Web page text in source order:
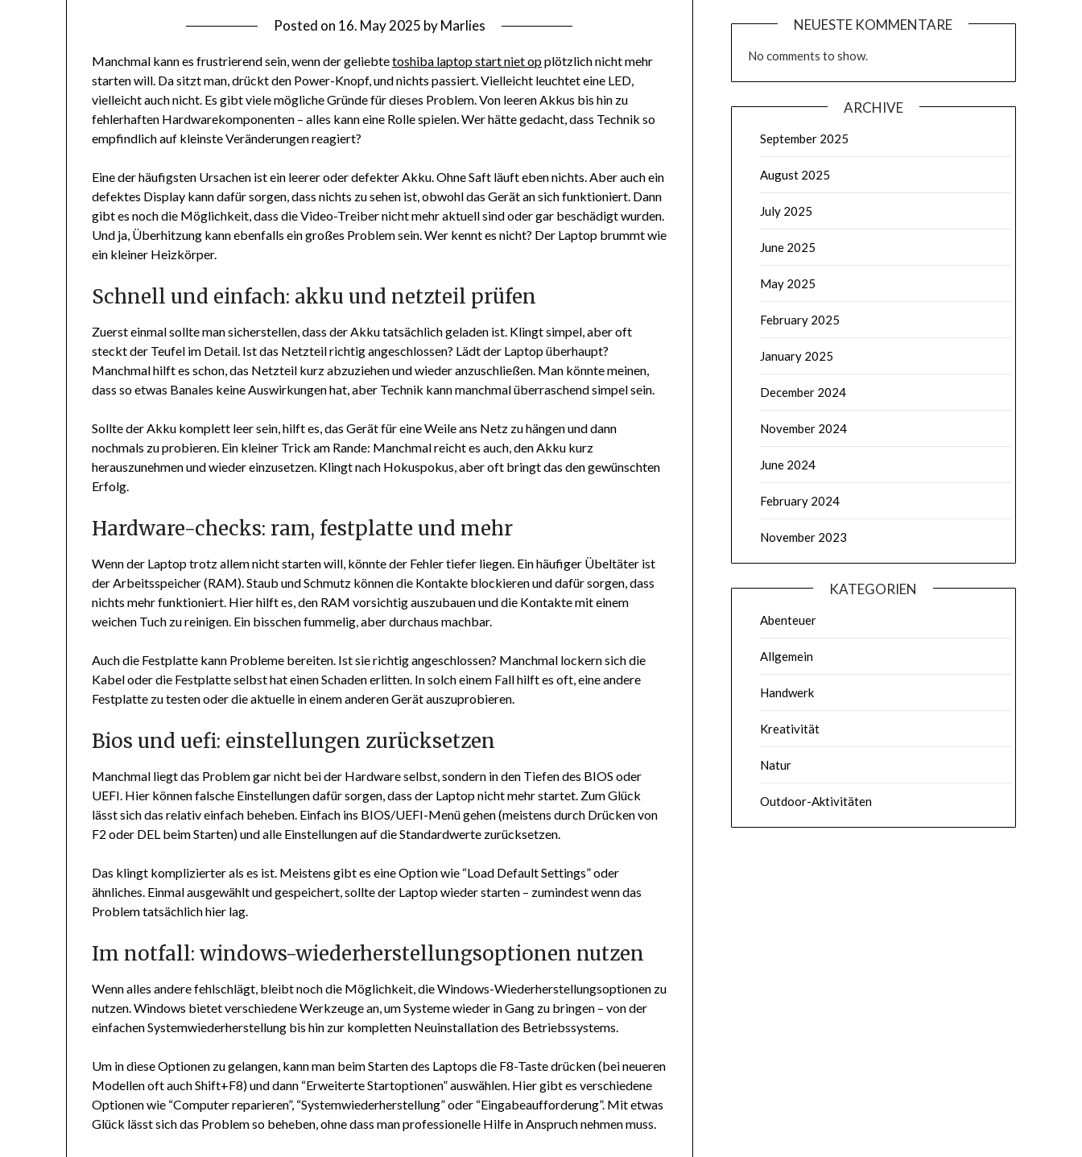
Posted on 16. May 2025 byMarlies
Manchmal kann es frustrierend sein, wenn der geliebtetoshiba laptop start niet opplötzlich nicht mehr
starten will. Da sitzt man, drückt den Power-Knopf, und nichts passiert. Vielleicht leuchtet eine LED,
vielleicht auch nicht. Es gibt viele mögliche Gründe für dieses Problem. Von leeren Akkus bis hin zu
fehlerhaften Hardwarekomponenten – alles kann eine Rolle spielen. Wer hätte gedacht, dass Technik so
empfindlich auf kleinste Veränderungen reagiert?
Eine der häufigsten Ursachen ist ein leerer oder defekter Akku. Ohne Saft läuft eben nichts. Aber auch ein
defektes Display kann dafür sorgen, dass nichts zu sehen ist, obwohl das Gerät an sich funktioniert. Dann
gibt es noch die Möglichkeit, dass die Video-Treiber nicht mehr aktuell sind oder gar beschädigt wurden.
Und ja, Überhitzung kann ebenfalls ein großes Problem sein. Wer kennt es nicht? Der Laptop brummt wie
ein kleiner Heizkörper.
Schnell und einfach: akku und netzteil prüfen
Zuerst einmal sollte man sicherstellen, dass der Akku tatsächlich geladen ist. Klingt simpel, aber oft
steckt der Teufel im Detail. Ist das Netzteil richtig angeschlossen? Lädt der Laptop überhaupt?
Manchmal hilft es schon, das Netzteil kurz abzuziehen und wieder anzuschließen. Man könnte meinen,
dass so etwas Banales keine Auswirkungen hat, aber Technik kann manchmal überraschend simpel sein.
Sollte der Akku komplett leer sein, hilft es, das Gerät für eine Weile ans Netz zu hängen und dann
nochmals zu probieren. Ein kleiner Trick am Rande: Manchmal reicht es auch, den Akku kurz
herauszunehmen und wieder einzusetzen. Klingt nach Hokuspokus, aber oft bringt das den gewünschten
Erfolg.
Hardware-checks: ram, festplatte und mehr
Wenn der Laptop trotz allem nicht starten will, könnte der Fehler tiefer liegen. Ein häufiger Übeltäter ist
der Arbeitsspeicher (RAM). Staub und Schmutz können die Kontakte blockieren und dafür sorgen, dass
nichts mehr funktioniert. Hier hilft es, den RAM vorsichtig auszubauen und die Kontakte mit einem
weichen Tuch zu reinigen. Ein bisschen fummelig, aber durchaus machbar.
Auch die Festplatte kann Probleme bereiten. Ist sie richtig angeschlossen? Manchmal lockern sich die
Kabel oder die Festplatte selbst hat einen Schaden erlitten. In solch einem Fall hilft es oft, eine andere
Festplatte zu testen oder die aktuelle in einem anderen Gerät auszuprobieren.
Bios und uefi: einstellungen zurücksetzen
Manchmal liegt das Problem gar nicht bei der Hardware selbst, sondern in den Tiefen des BIOS oder
UEFI. Hier können falsche Einstellungen dafür sorgen, dass der Laptop nicht mehr startet. Zum Glück
lässt sich das relativ einfach beheben. Einfach ins BIOS/UEFI-Menü gehen (meistens durch Drücken von
F2 oder DEL beim Starten) und alle Einstellungen auf die Standardwerte zurücksetzen.
Das klingt komplizierter als es ist. Meistens gibt es eine Option wie “Load Default Settings” oder
ähnliches. Einmal ausgewählt und gespeichert, sollte der Laptop wieder starten – zumindest wenn das
Problem tatsächlich hier lag.
Im notfall: windows-wiederherstellungsoptionen nutzen
Wenn alles andere fehlschlägt, bleibt noch die Möglichkeit, die Windows-Wiederherstellungsoptionen zu
nutzen. Windows bietet verschiedene Werkzeuge an, um Systeme wieder in Gang zu bringen – von der
einfachen Systemwiederherstellung bis hin zur kompletten Neuinstallation des Betriebssystems.
Um in diese Optionen zu gelangen, kann man beim Starten des Laptops die F8-Taste drücken (bei neueren
Modellen oft auch Shift+F8) und dann “Erweiterte Startoptionen” auswählen. Hier gibt es verschiedene
Optionen wie “Computer reparieren”, “Systemwiederherstellung” oder “Eingabeaufforderung”. Mit etwas
Glück lässt sich das Problem so beheben, ohne dass man professionelle Hilfe in Anspruch nehmen muss.
NEUESTE KOMMENTARE
No comments to show.
ARCHIVE
September 2025
August 2025
July 2025
June 2025
May 2025
February 2025
January 2025
December 2024
November 2024
June 2024
February 2024
November 2023
KATEGORIEN
Abenteuer
Allgemein
Handwerk
Kreativität
Natur
Outdoor-Aktivitäten